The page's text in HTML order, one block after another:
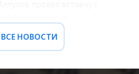
провел встречу с
ВСЕ НОВОСТИ